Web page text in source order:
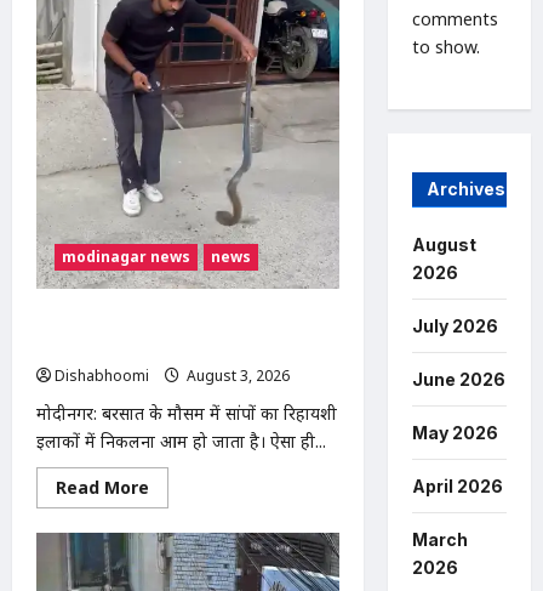
में
लाखों
की
चोरी,
नकदी
और
जेवर
लेकर
फरार
हुए
चोर
modinagar news news
Dishabhoomi
August 3, 2026
मोदीनगर: बरसात के मौसम में सांपों का रिहायशी
इलाकों में निकलना आम हो जाता है। ऐसा ही...
Read More
more
मोदीनगर
बाइक
comments
to show.
Archives
August
2026
July 2026
June 2026
May 2026
April 2026
March
2026